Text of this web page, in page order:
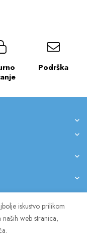
Podrška
pridržana.
iskustvo prilikom
naših web stranica,